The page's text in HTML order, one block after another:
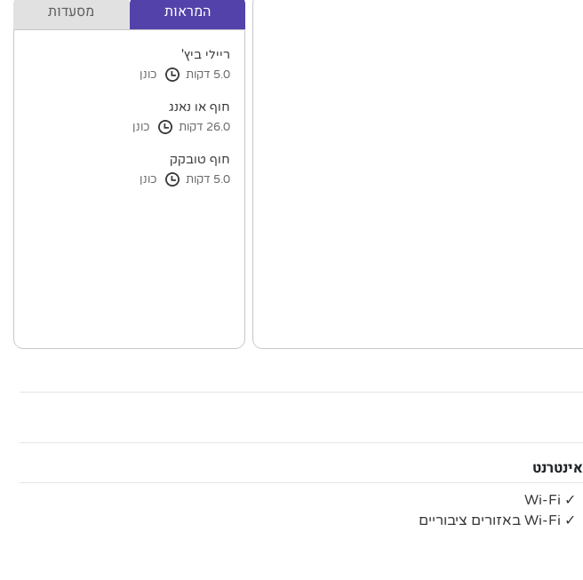
המראות מסעדות
ריילי ביץ'
5.0 דקות כונן
חוף או נאנג
26.0 דקות כונן
חוף טובקק
5.0 דקות כונן
אינטרנט
✓ Wi-Fi
✓ Wi-Fi באזורים ציבוריים